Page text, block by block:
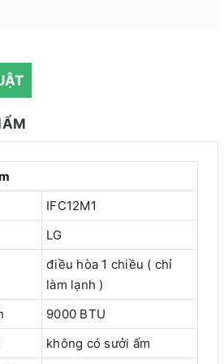
IFC12M1
LG
điều hòa 1 chiều ( chỉ
làm lạnh )
9000 BTU
không có sưởi ấm